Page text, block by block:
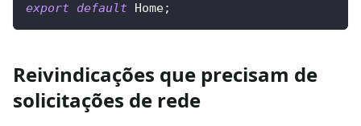
export default Home;
Reivindicações que precisam de
solicitações de rede